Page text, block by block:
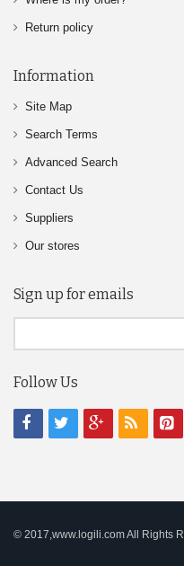
Return policy
Information
Site Map
Search Terms
Advanced Search
Contact Us
Suppliers
Our stores
Sign up for emails
Follow Us
© 2017,www.logili.com All Rights